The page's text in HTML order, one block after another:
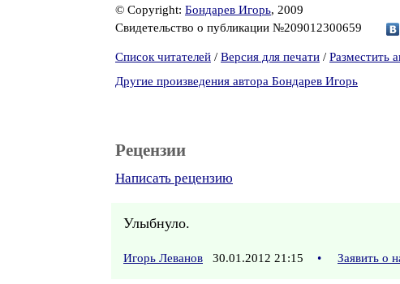
© Copyright: Бондарев Игорь, 2009
Свидетельство о публикации №209012300659
Список читателей / Версия для печати / Разместить
Другие произведения автора Бондарев Игорь
Рецензии
Написать рецензию
Улыбнуло.
Игорь Леванов 30.01.2012 21:15 • Заявить о